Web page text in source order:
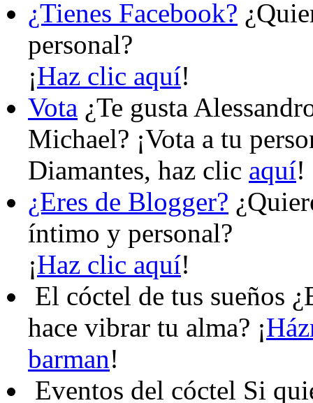
¿Tienes Facebook?
personal?
¡Haz clic aquí!
Vota ¿Te gusta
Michael? ¡Vota a tu
Diamantes, haz clic aquí!
¿Eres de Blogger?
íntimo y personal?
¡Haz clic aquí!
El cóctel de tus sueños
hace vibrar tu alma? ¡
barman!
Eventos del cóctel Si